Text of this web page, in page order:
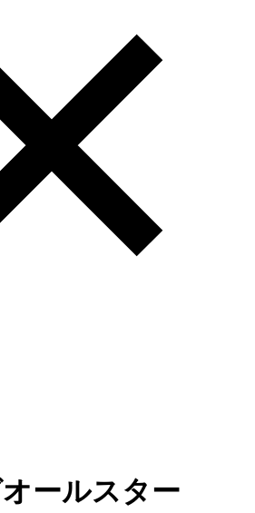
オールスター